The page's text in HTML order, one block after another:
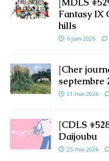
Fantasy IX
hills
6 juin 2026
[Cher
septembre
31 mai 2026
[CDLS
Daijoubu
25 mai 2026